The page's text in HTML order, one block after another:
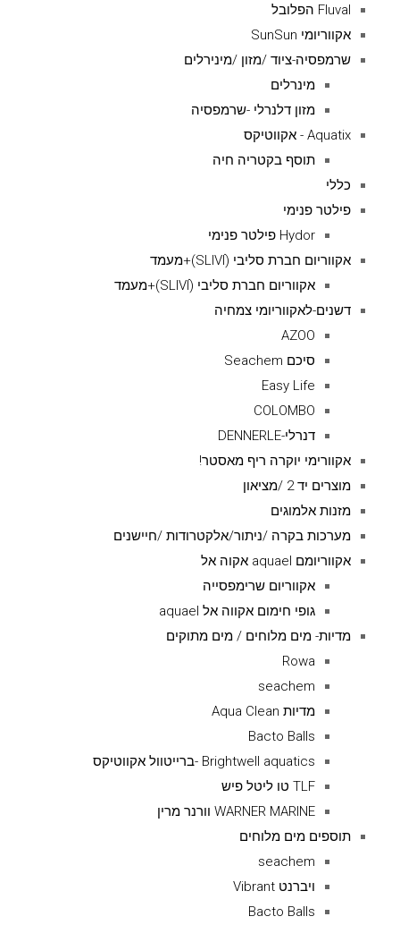
Fluval הפלובל
אקווריומי SunSun
שרמפסיה-ציוד /מזון /מינירלים
מינרלים
מזון דלנרלי -שרמפסיה
Aquatix - אקווטיקס
תוסף בקטריה חיה
כללי
פילטר פנימי
Hydor פילטר פנימי
אקווריום חברת סליבי (SLIVIׂׂ)+מעמד
אקווריום חברת סליבי (SLIVIׂׂ)+מעמד
דשנים-לאקווריומי צמחיה
AZOO
סיכם Seachem
Easy Life
COLOMBO
דנרלי-DENNERLE
אקוורימי יוקרה ריף מאסטר!
מוצרים יד 2 /מציאון
מזנות אלמוגים
מערכות בקרה /ניתור/אלקטרודות /חיישנים
אקווריומם aquael אקוה אל
אקווריום שרימפסייה
גופי חימום אקווה אל aquael
מדיות- מים מלוחים / מים מתוקים
Rowa
seachem
מדיות Aqua Clean
Bacto Balls
Brightwell aquatics -ברייטוול אקווטיקס
TLF טו ליטל פיש
WARNER MARINE וורנר מרין
תוספים מים מלוחים
seachem
ויברנט Vibrant
Bacto Balls